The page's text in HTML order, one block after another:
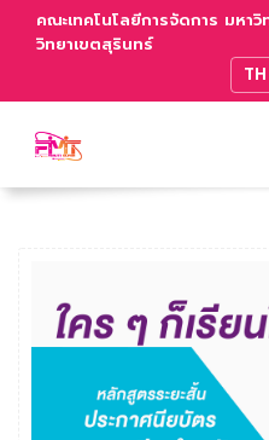
คณะเทคโนโลยีการจัดการ มหา
วิทยาเขตสุรินทร์